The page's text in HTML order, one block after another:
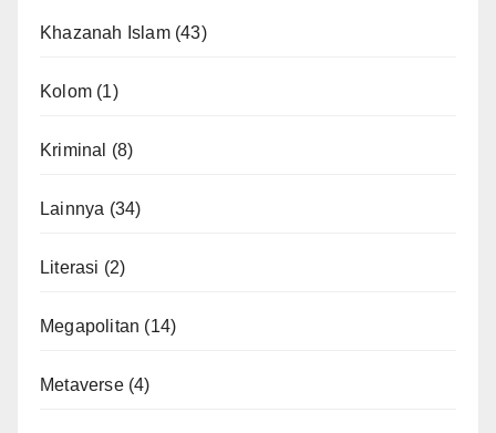
Khazanah Islam(43)
Kolom (1)
Kriminal (8)
Lainnya (34)
Literasi (2)
Megapolitan (14)
Metaverse(4)